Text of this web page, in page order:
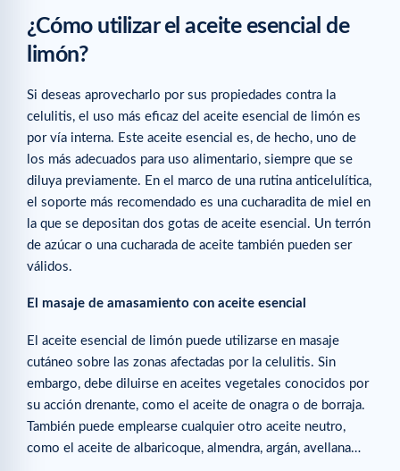
¿Cómo utilizar el aceite esencial de
limón?
Si deseas aprovecharlo por sus propiedades contra la
celulitis, el uso más eficaz del aceite esencial de limón es
por vía interna. Este aceite esencial es, de hecho, uno de
los más adecuados para uso alimentario, siempre que se
diluya previamente. En el marco de una rutina anticelulítica,
el soporte más recomendado es una cucharadita de miel en
la que se depositan dos gotas de aceite esencial. Un terrón
de azúcar o una cucharada de aceite también pueden ser
válidos.
El masaje de amasamiento con aceite esencial
El aceite esencial de limón puede utilizarse en masaje
cutáneo sobre las zonas afectadas por la celulitis. Sin
embargo, debe diluirse en aceites vegetales conocidos por
su acción drenante, como el aceite de onagra o de borraja.
También puede emplearse cualquier otro aceite neutro,
como el aceite de albaricoque, almendra, argán, avellana…